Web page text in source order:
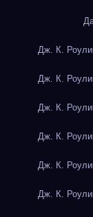
Дж. К.
Дж. К.
Дж. К.
Дж. К.
Дж. К.
Дж. К.